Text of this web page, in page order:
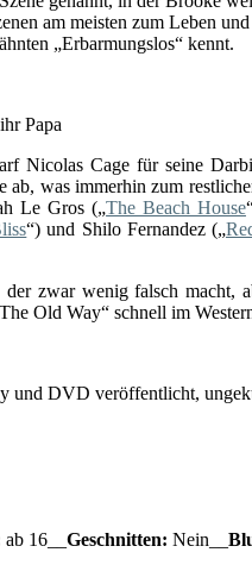
am meisten zum Leben
„Erbarmungslos“ kennt.
Papa
Nicolas Cage für seine
was immerhin zum
Le Gros („The Beach House
“) und Shilo Fernandez („
der zwar wenig falsch
Old Way“ schnell im
DVD veröffentlicht,
ab 16__ Geschnitten: Nein__